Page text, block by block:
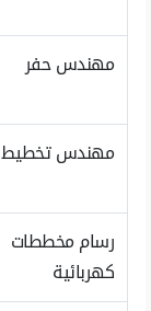
مهندس حفر
مهندس تخطيط
رسام مخططات
كهربائية